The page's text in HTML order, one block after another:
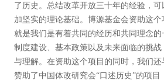
了历史。总结改革开放三十年的经验，
加坚实的理论基础。博源基金会资助这个
就是我们是有着共同的经历和共同理念
制度建设、基本政策以及未来面临的挑
与理解。在资助这个项目的同时，我们还
赞助了中国体改研究会“口述历史”的项目